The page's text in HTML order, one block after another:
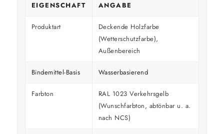
EIGENSCHAFT ANGABE
Produktart
Deckende Holzfarbe
(Wetterschutzfarbe),
Außenbereich
Bindemittel-Basis Wasserbasierend
Farbton
RAL 1023 Verkehrsgelb
(Wunschfarbton, abtönbar u. a.
nach NCS)